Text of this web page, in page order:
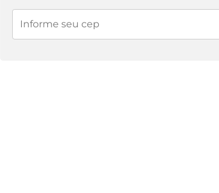
3x de R$46,63sem juros